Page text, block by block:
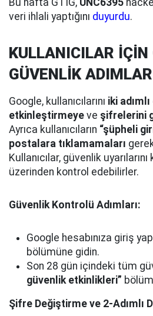
Bu hafta GTIG, UNC6395
veri ihlali yaptığını duyurdu.
KULLANICILAR İÇİN
GÜVENLİK
Google, kullanıcılarını iki
etkinleştirmeye ve şifrelerini
Ayrıca kullanıcıların “şüpheli
postalara tıklamamaları
Kullanıcılar, güvenlik
üzerinden kontrol edebilirler.
Güvenlik Kontrolü Adımları:
Google hesabınıza giriş
bölümüne gidin.
Son 28 gün içindeki tüm
güvenlik etkinlikleri”
Şifre Değiştirme ve 2-Adımlı